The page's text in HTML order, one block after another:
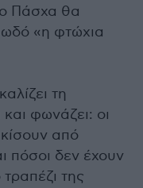
Πάσχα θα
«η φτώχια
τη
φωνάζει: οι
από
πόσοι δεν έχουν
της